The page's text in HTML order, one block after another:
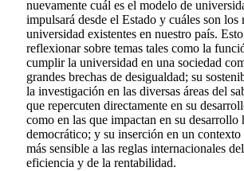
nuevamente cuál es el modelo de
impulsará desde el Estado y cuáles son los
universidad existentes en nuestro país.
reflexionar sobre temas tales como la
cumplir la universidad en una sociedad
grandes brechas de desigualdad; su
la investigación en las diversas áreas del
que repercuten directamente en su
como en las que impactan en su desarrollo
democrático; y su inserción en un
más sensible a las reglas internacionales
eficiencia y de la rentabilidad.